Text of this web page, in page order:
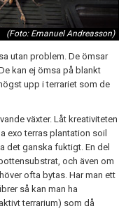
(Foto: Emanuel Andreasson)
utan problem. De ömsar
kan ej ömsa på blankt
upp i terrariet som de
växter. Låt kreativiteten
exo terras plantation soil
det ganska fuktigt. En del
och även om
ofta bytas. Har man ett
så kan man ha
terrarium) som då